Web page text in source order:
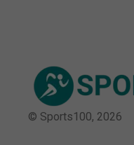
© Sports100, 2026